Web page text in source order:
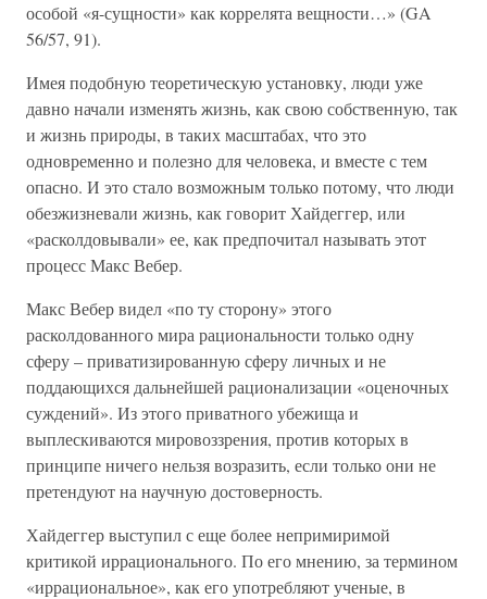
особой «я-сущности» как коррелята вещности…» (GA
56/57, 91).
Имея подобную теоретическую установку, люди уже
давно начали изменять жизнь, как свою собственную, так
и жизнь природы, в таких масштабах, что это
одновременно и полезно для человека, и вместе с тем
опасно. И это стало возможным только потому, что люди
обезжизневали жизнь, как говорит Хайдеггер, или
«расколдовывали» ее, как предпочитал называть этот
процесс Макс Вебер.
Макс Вебер видел «по ту сторону» этого
расколдованного мира рациональности только одну
сферу – приватизированную сферу личных и не
поддающихся дальнейшей рационализации «оценочных
суждений». Из этого приватного убежища и
выплескиваются мировоззрения, против которых в
принципе ничего нельзя возразить, если только они не
претендуют на научную достоверность.
Хайдеггер выступил с еще более непримиримой
критикой иррационального. По его мнению, за термином
«иррациональное», как его употребляют ученые, в